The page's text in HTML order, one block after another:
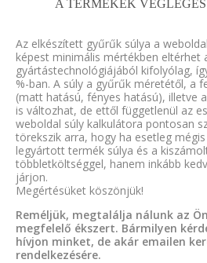
A TERMÉKEK
Az elkészített gyűrűk súlya a
képest minimális mértékben eltérhet
gyártástechnológiájából kifolyólag,
%-ban. A súly a gyűrűk méretétől, a
(matt hatású, fényes hatású), illetve
is változhat, de ettől függetlenül az
weboldal súly kalkulátora pontosan
törekszik arra, hogy ha esetleg
legyártott termék súlya és a
többletköltséggel, hanem inkább
járjon.
Megértésüket köszönjük!
Reméljük, megtalálja nálunk az
megfelelő ékszert. Bármilyen
hívjon minket, de akár emailen
rendelkezésére.